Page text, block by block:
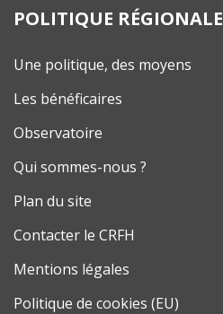
POLITIQUE RÉGIONALE
Une politique, des moyens
Les bénéficaires
Observatoire
Qui sommes-nous ?
Plan du site
Contacter le CRFH
Mentions légales
Politique de cookies (EU)